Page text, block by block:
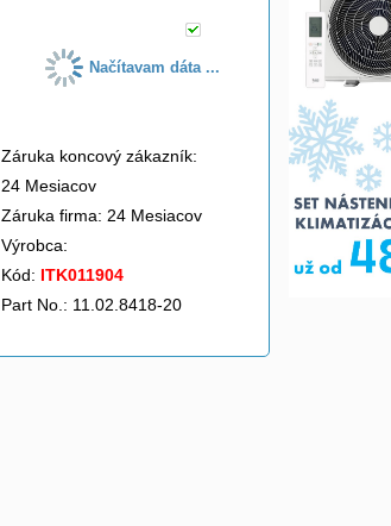
Načítavam dáta ...
Záruka koncový zákazník:
24 Mesiacov
Záruka firma: 24 Mesiacov
Výrobca:
Kód: ITK011904
Part No.: 11.02.8418-20